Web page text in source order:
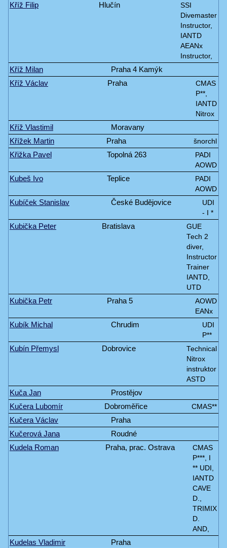
Kříž Filip
Hlučín
SSI
Divemaster
Instructor,
IANTD
AEANx
Instructor,
Kříž Milan
Praha 4 Kamýk
Kříž Václav
Praha
CMAS
P**,
IANTD
Nitrox
Kříž Vlastimil
Moravany
Křížek Martin
Praha šnorchl
Křižka Pavel Topolná 263
PADI
AOWD
Kubeš Ivo Teplice
PADI
AOWD
Kubíček Stanislav České Budějovice
UDI
- I *
Kubička Peter Bratislava
GUE
Tech 2
diver,
Instructor
Trainer
IANTD,
UTD
Kubička Petr Praha 5
AOWD
EANx
Kubík Michal Chrudim
UDI
P**
Kubín Přemysl Dobrovice
Technical
Nitrox
instruktor
ASTD
Kuča Jan
Prostějov
Kučera Lubomír
Dobroměřice CMAS**
Kučera Václav
Praha
Kučerová Jana
Roudné
Kudela Roman
Praha, prac. Ostrava
CMAS
P***, I
** UDI,
IANTD
CAVE
D.,
TRIMIX
D.
AND,
Kudelas Vladimir
Praha